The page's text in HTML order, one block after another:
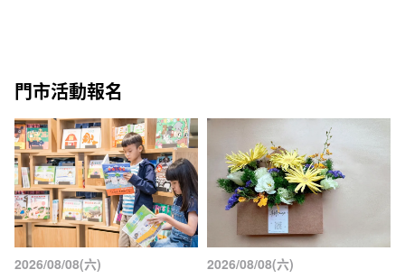
門市活動報名
2026/08/08(六)
2026/08/08(六)